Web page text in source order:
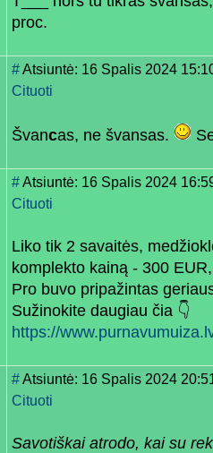
proc.
#Atsiuntė: 16 Spalis 2024
Cituoti
Švancas, ne švansas.
#Atsiuntė: 16 Spalis 2024
Cituoti
Liko tik 2 savaitės,
komplekto kainą - 300
Pro buvo pripažintas
Sužinokite daugiau čia 👇
https://
#Atsiuntė: 16 Spalis 2024
Cituoti
Savotiškai atrodo, kai su